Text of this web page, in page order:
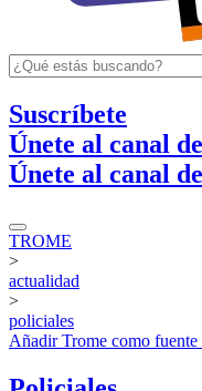
Suscríbete
Únete al canal
Únete al canal
TROME
>
actualidad
>
policiales
AñadirTrome como fuente